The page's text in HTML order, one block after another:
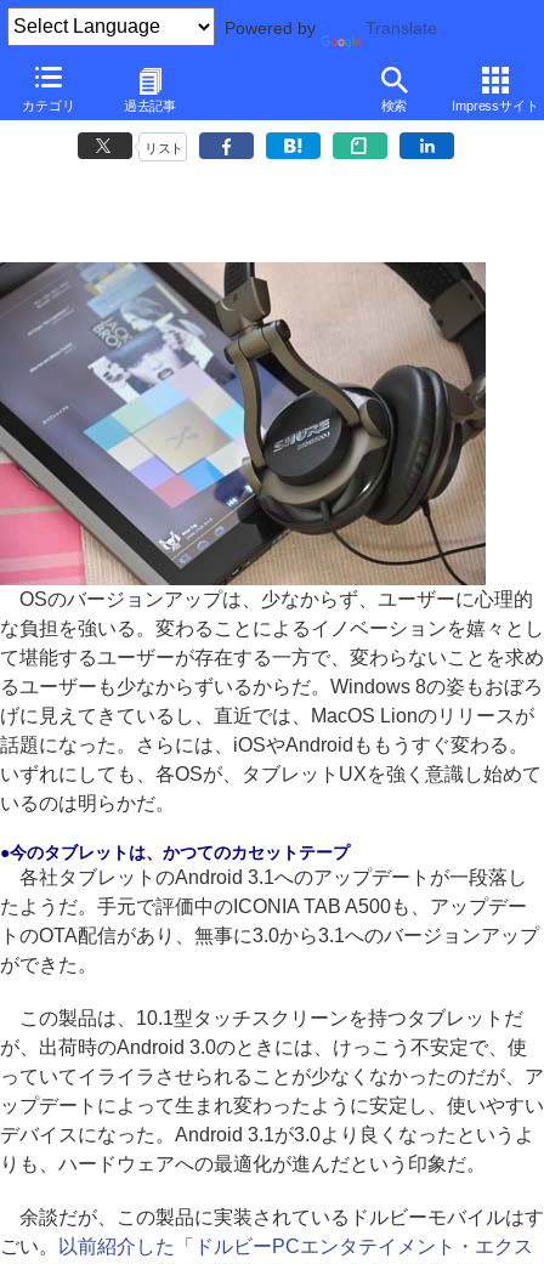
Powered by Translate
カテゴリ 過去記事 検索 Impressサイト
タブレットデバイスを掌中に握るOSはどれか
リスト
OSのバージョンアップは、少なからず、ユーザーに心理的
な負担を強いる。変わることによるイノベーションを嬉々とし
て堪能するユーザーが存在する一方で、変わらないことを求め
るユーザーも少なからずいるからだ。Windows 8の姿もおぼろ
げに見えてきているし、直近では、MacOS Lionのリリースが
話題になった。さらには、iOSやAndroidももうすぐ変わる。
いずれにしても、各OSが、タブレットUXを強く意識し始めて
いるのは明らかだ。
●今のタブレットは、かつてのカセットテープ
各社タブレットのAndroid 3.1へのアップデートが一段落し
たようだ。手元で評価中のICONIA TAB A500も、アップデー
トのOTA配信があり、無事に3.0から3.1へのバージョンアップ
ができた。
この製品は、10.1型タッチスクリーンを持つタブレットだ
が、出荷時のAndroid 3.0のときには、けっこう不安定で、使
っていてイライラさせられることが少なくなかったのだが、ア
ップデートによって生まれ変わったように安定し、使いやすい
デバイスになった。Android 3.1が3.0より良くなったというよ
りも、ハードウェアへの最適化が進んだという印象だ。
余談だが、この製品に実装されているドルビーモバイルはす
ごい。
以前紹介した「ドルビーPCエンタテイメント・エクス